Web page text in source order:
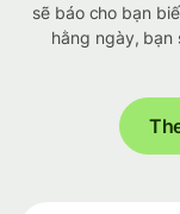
sẽ báo cho bạn
hằng ngày, bạn